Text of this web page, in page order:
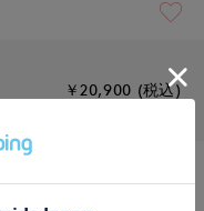
￥20,900 (税込)